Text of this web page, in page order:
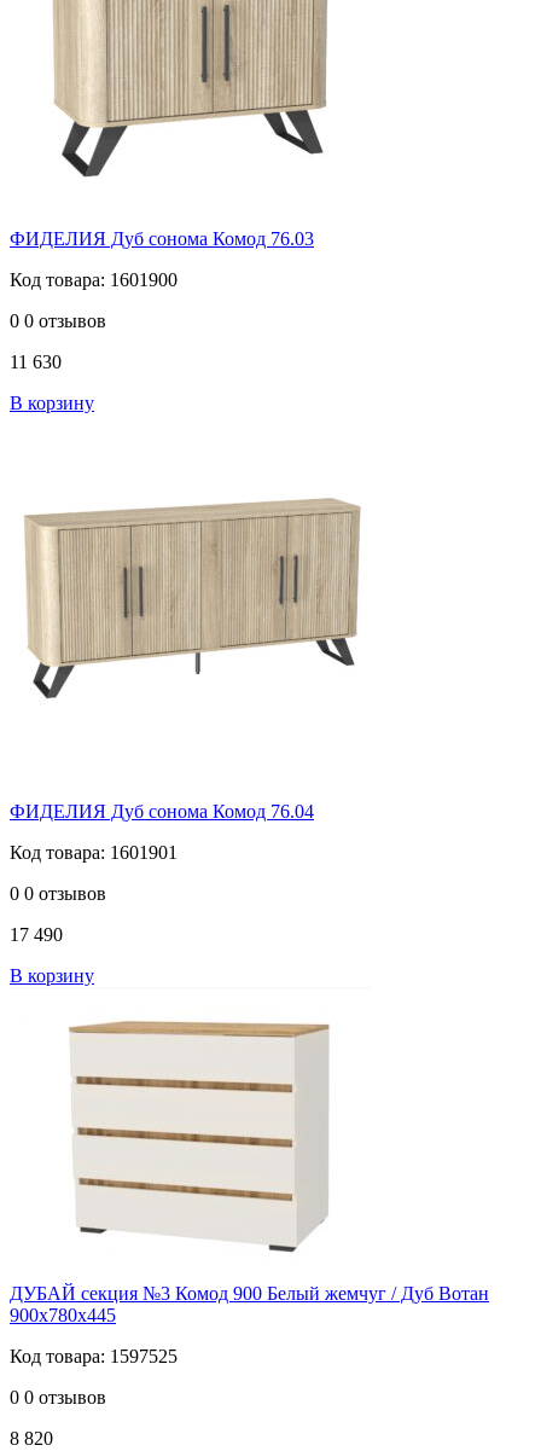
ФИДЕЛИЯ Дуб сонома Комод 76.03
Код товара: 1601900
0 0 отзывов
11 630
В корзину
ФИДЕЛИЯ Дуб сонома Комод 76.04
Код товара: 1601901
0 0 отзывов
17 490
В корзину
ДУБАЙ секция №3 Комод 900 Белый жемчуг / Дуб Вотан
900х780х445
Код товара: 1597525
0 0 отзывов
8 820